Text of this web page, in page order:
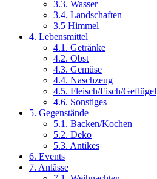
3.3. Wasser
3.4. Landschaften
3.5 Himmel
4. Lebensmittel
4.1. Getränke
4.2. Obst
4.3. Gemüse
4.4. Naschzeug
4.5. Fleisch/Fisch/Geflügel
4.6. Sonstiges
5. Gegenstände
5.1. Backen/Kochen
5.2. Deko
5.3. Antikes
6. Events
7. Anlässe